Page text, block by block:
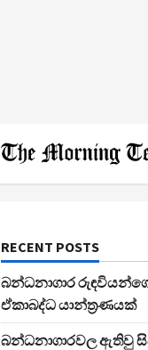
RECENT POSTS
බන්ධනාගාර
ඒකාබද්ධ යාන්ත්‍රණයක්
බන්ධනාගාරවල ඇතිවු